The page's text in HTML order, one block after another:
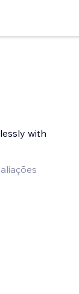
with